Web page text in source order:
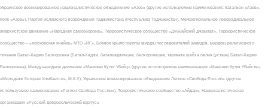
Украинское военизированное националистическое объединение «Азов» (другие используемые наименования: батальон «Азов»,
полк «Азов»), Партия исламского возрождения Таджикистана (Республика Таджикистан), Межрегиональное леворадикальное
анархистское движение «Народная самооборона», Террористическое сообщество «Дуббайский джамаат», Террористическое
сообщество – «московская ячейка» МТО «ИГ», Боевое крыло группы (вирда) последователей (мюидов, мурдов) религиозного
течения Батал-Хаджи Белхороева (Батал-Хаджи, баталхаджинцев, белхороевцев, тариката шейха овлия (устаза) Батал-Хаджи
Белхороева), Международное движение «Маньяки Культ Убийц» (другие используемые наименования «Маньяки Культ Убийств»,
«Молодёжь Которая Улыбается», М.К.У.), Украинское военизированное объединение Легион «Свобода России» (другое
используемое наименование «Легион Свобода России»), Террористическое сообщество «Айдар», Националистическая
организация «Русский добровольческий корпус»